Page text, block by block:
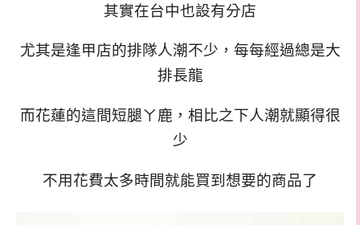
其實在台中也設有分店
尤其是逢甲店的排隊人潮不少，每每經過總是大
排長龍
而花蓮的這間短腿ㄚ鹿，相比之下人潮就顯得很
少
不用花費太多時間就能買到想要的商品了